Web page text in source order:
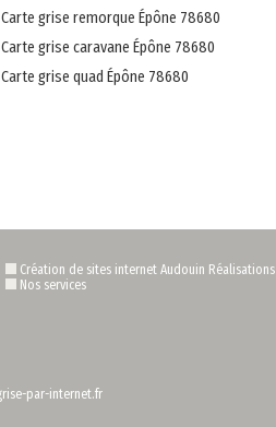
Carte grise remorque Épône 78680
Carte grise caravane Épône 78680
Carte grise quad Épône 78680
Création de sites internet Audouin Réalisations
Nos services
par-internet.fr